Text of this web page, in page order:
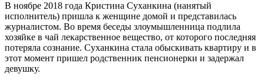
В ноябре 2018 года Кристина Суханкина (нанятый
исполнитель) пришла к женщине домой и представилась
журналистом. Во время беседы злоумышленница подлила
хозяйке в чай лекарственное вещество, от которого последняя
потеряла сознание. Суханкина стала обыскивать квартиру и в
этот момент пришел родственник пенсионерки и задержал
девушку.